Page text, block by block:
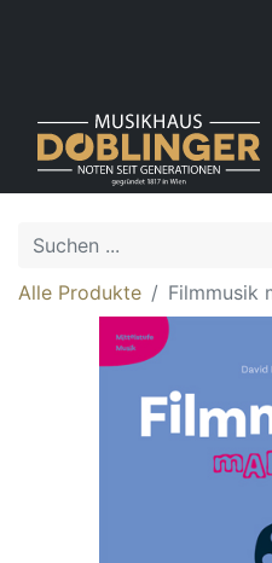
Alle Produkte Filmmusik